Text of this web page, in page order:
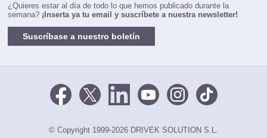
¿Quieres estar al día de todo lo que hemos publicado durante la
semana? ¡Inserta ya tu email y suscríbete a nuestra newsletter!
Suscríbase a nuestro boletín
© Copyright 1999-2026 DRIVEK SOLUTION S.L.